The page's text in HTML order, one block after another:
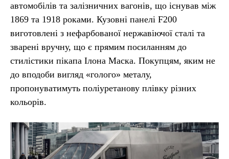
автомобілів та залізничних вагонів, що існував між
1869 та 1918 роками. Кузовні панелі F200
виготовлені з нефарбованої нержавіючої сталі та
зварені вручну, що є прямим посиланням до
стилістики пікапа Ілона Маска. Покупцям, яким не
до вподоби вигляд «голого» металу,
пропонуватимуть поліуретанову плівку різних
кольорів.